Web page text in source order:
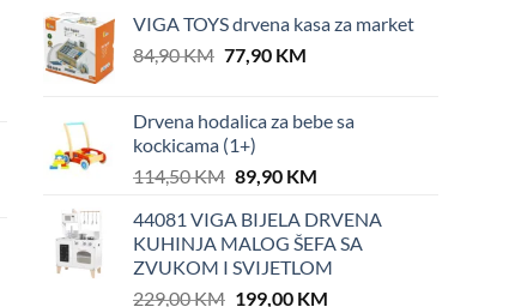
VIGA TOYS drvena kasa za market
84,90KM Original
84,90 KM.
77,90 KMCurrent
77,90 KM.
Drvena hodalica za bebe sa
kockicama (1+)
114,50KM Original
was:
114,50 KM.
89,90 KMCurrent
is:
89,90 KM.
44081 VIGA BIJELA DRVENA
KUHINJA MALOG ŠEFA SA
ZVUKOM I SVIJETLOM
229,00KM Original
199,00 KMCurrent